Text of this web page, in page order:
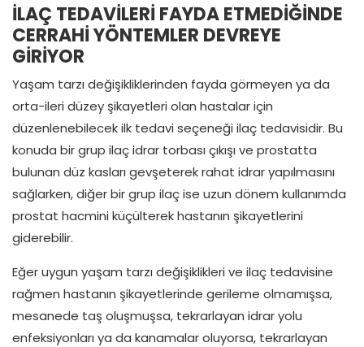
İLAÇ TEDAVİLERİ FAYDA ETMEDİĞİNDE
CERRAHİ YÖNTEMLER DEVREYE
GİRİYOR
Yaşam tarzı değişikliklerinden fayda görmeyen ya da
orta-ileri düzey şikayetleri olan hastalar için
düzenlenebilecek ilk tedavi seçeneği ilaç tedavisidir. Bu
konuda bir grup ilaç idrar torbası çıkışı ve prostatta
bulunan düz kasları gevşeterek rahat idrar yapılmasını
sağlarken, diğer bir grup ilaç ise uzun dönem kullanımda
prostat hacmini küçülterek hastanın şikayetlerini
giderebilir.
Eğer uygun yaşam tarzı değişiklikleri ve ilaç tedavisine
rağmen hastanın şikayetlerinde gerileme olmamışsa,
mesanede taş oluşmuşsa, tekrarlayan idrar yolu
enfeksiyonları ya da kanamalar oluyorsa, tekrarlayan